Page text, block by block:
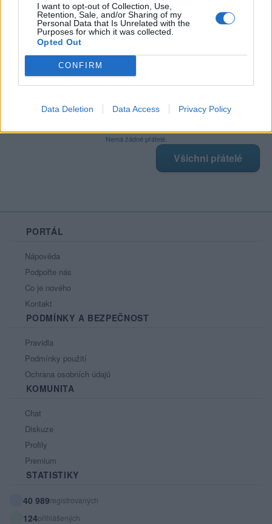
I want to opt-out of Collection, Use,
Retention, Sale, and/or Sharing of my
Personal Data that Is Unrelated with the
Purposes for which it was collected.
Opted Out
CONFIRM
Data Deletion Data Access Privacy Policy
Poslední 3 příspěvky na mé zdi
Zobrazit celou mou zeď
Nemá žádné přátelé.
Všichni přátelé
PORTÁL
Nápověda
Podpořte nás
Co je nového
Kontakt
PODMÍNKY A BEZPEČNOST
Pravidla
Podmínky použití
Ochrana osobních údajů
KOMUNITA
Chat
Diskuze
Profily
Premium
STATISTIKY
40 989registrovaných
124přihlášených